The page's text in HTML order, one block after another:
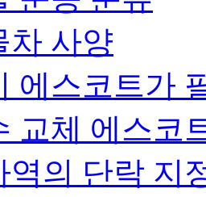
차 사양
에스코트가
교체 에스코
역의 단락 지